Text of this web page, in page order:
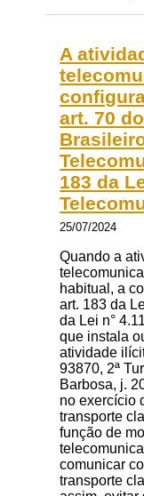
A
art. 70
183 da
25/07/2024
Quando a
habitual, a
art. 183 da
da Lei n°
que instala
atividade
93870, 2ª
Barbosa, j.
no exercício
transporte
função de
comunicar
transporte